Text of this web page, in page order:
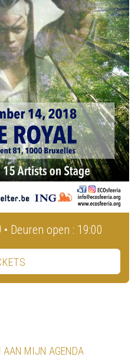
• Deuren open : 19:00
AAN MIJN AGENDA